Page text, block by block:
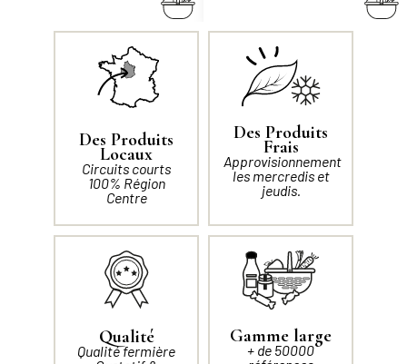
Des Produits
Locaux
Circuits courts
100% Région
Centre
Des Produits
Frais
Approvisionnement
les mercredis et
jeudis.
Qualité
Qualité fermière
Gamme large
+ de 50000